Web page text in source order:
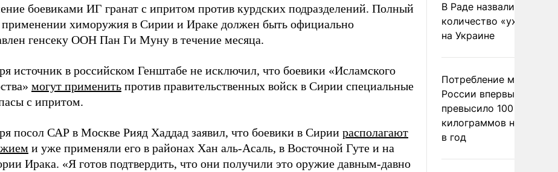
боевиками ИГ гранат с ипритом против курдских подразделений. Полный
применении химоружия в Сирии и Ираке должен быть официально
генсеку ООН Пан Ги Муну в течение месяца.
источник в российском Генштабе не исключил, что боевики «Исламского
могут применить против правительственных войск в Сирии специальные
с ипритом.
посол САР в Москве Рияд Хаддад заявил, что боевики в Сирии располагают
и уже применяли его в районах Хан аль-Асаль, в Восточной Гуте и на
Ирака. «Я готов подтвердить, что они получили это оружие давным-давно
В Раде назвали
количество
на Украине
Потребление мяса в
России впервые
превысило 100
килограммов на
в год